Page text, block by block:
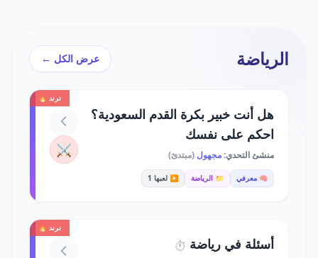
الرياضة عرض الكل ←
ترند 🔥
هل أنت خبير بكرة القدم السعودية؟
احكم على نفسك
منشئ التحدي:مجهول (مبتدئ)
🧠 معرفي 📁 الرياضة ▶️ لعبها 1
⚔️
ترند 🔥
أسئلة في رياضة ⏱️